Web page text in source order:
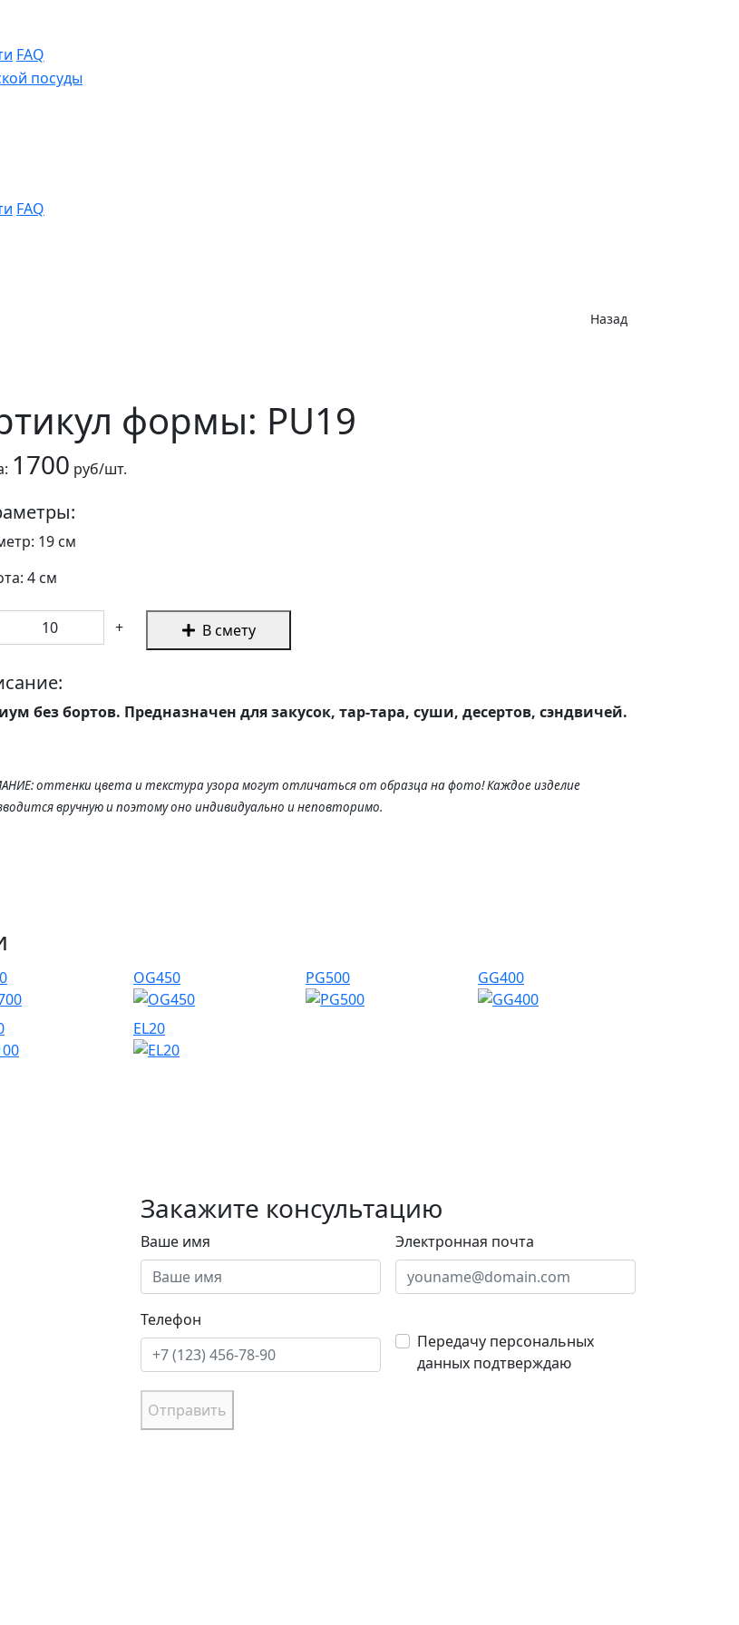
FAQ
FAQ
Назад
формы: PU19
1700 руб/шт.
19 см
4 см
+ В смету
без бортов. Предназначен для закусок, тар-тара, суши, десертов, сэндвичей.
оттенки цвета и текстура узора могут отличаться от образца на фото! Каждое изделие
вручную и поэтому оно индивидуально и неповторимо.
OG450 PG500 GG400
EL20
Закажите консультацию
Ваше имя Электронная почта
Телефон
Передачу персональных
данных подтверждаю
Отправить